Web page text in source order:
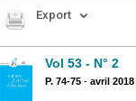
Export
Vol 53 - N° 2
P. 74-75 - avril 2018